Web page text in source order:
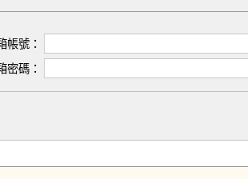
帳號：
密碼：